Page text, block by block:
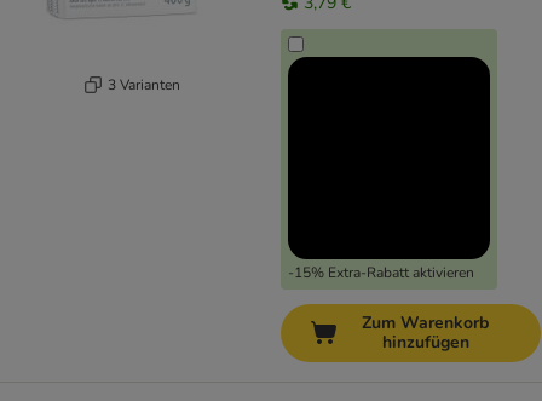
3 Varianten
-15% Extra-Rabatt aktivieren
Zum Warenkorb
hinzufügen